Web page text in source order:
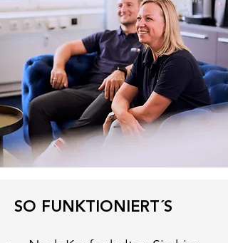
SO FUNKTIONIERT´S